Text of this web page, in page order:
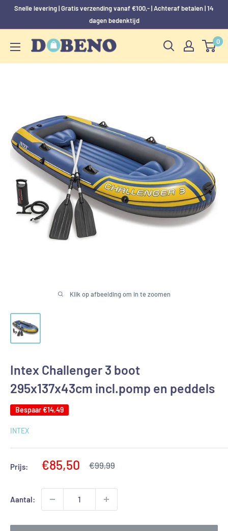
Snelle levering | Gratis verzending vanaf €100,- | Achteraf betalen | 14
dagen bedenktijd
Dobeno 0
Klik op afbeelding om in te zoomen
Intex Challenger 3 boot
295x137x43cm incl.pomp en peddels
Bespaar€14,49
INTEX
Prijs: Aanbiedingsprijs
€85,50
Normale
€99,99
Aantal: